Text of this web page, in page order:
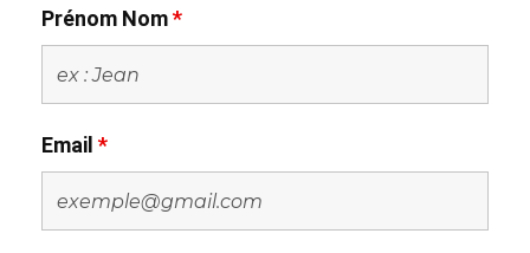
Prénom Nom*
Email *